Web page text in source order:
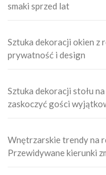
smaki sprzed lat
Sztuka dekoracji okien z
prywatność i design
Sztuka dekoracji stołu
zaskoczyć gości
Wnętrzarskie trendy na
Przewidywane kierunki